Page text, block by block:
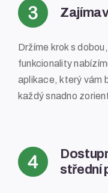
Držíme krok s
funkcionality
aplikace, který vám
každý snadno
střední